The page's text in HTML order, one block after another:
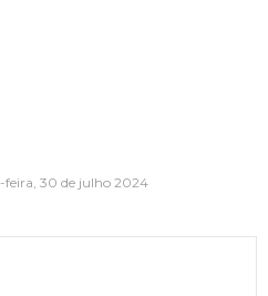
feira, 30 de julho 2024